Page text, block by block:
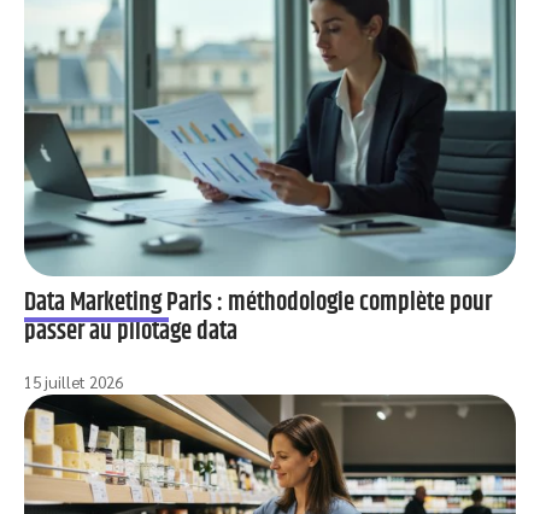
Data Marketing Paris : méthodologie complète pour
passer au pilotage data
15 juillet 2026